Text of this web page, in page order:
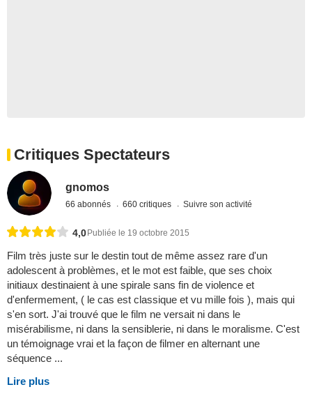
Critiques Spectateurs
gnomos
66 abonnés 660 critiques Suivre son activité
4,0 Publiée le 19 octobre 2015
Film très juste sur le destin tout de même assez rare d'un
adolescent à problèmes, et le mot est faible, que ses choix
initiaux destinaient à une spirale sans fin de violence et
d'enfermement, ( le cas est classique et vu mille fois ), mais qui
s'en sort. J'ai trouvé que le film ne versait ni dans le
misérabilisme, ni dans la sensiblerie, ni dans le moralisme. C'est
un témoignage vrai et la façon de filmer en alternant une
séquence ...
Lire plus